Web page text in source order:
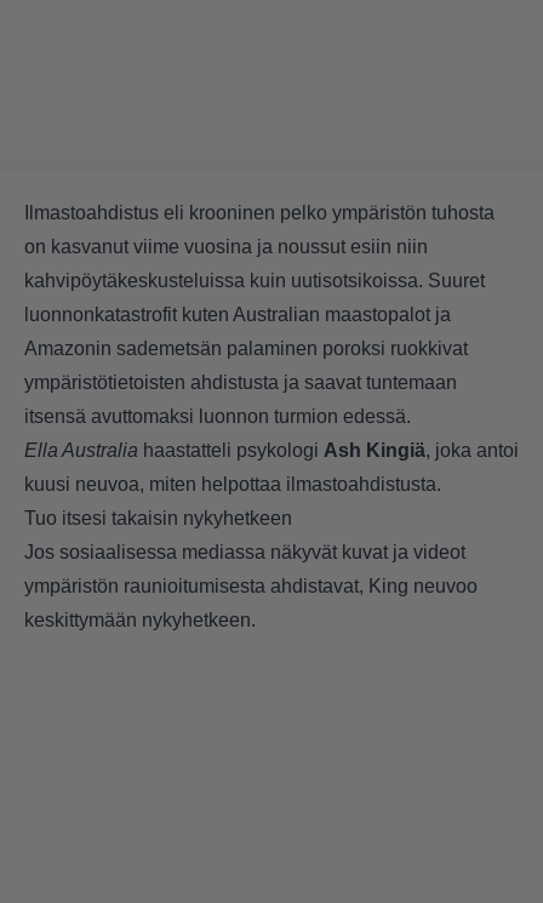
Ilmastoahdistus eli krooninen pelko ympäristön tuhosta
on kasvanut viime vuosina ja noussut esiin niin
kahvipöytäkeskusteluissa kuin uutisotsikoissa. Suuret
luonnonkatastrofit kuten Australian maastopalot ja
Amazonin sademetsän palaminen poroksi ruokkivat
ympäristötietoisten ahdistusta ja saavat tuntemaan
itsensä avuttomaksi luonnon turmion edessä.
Ella Australia haastatteli psykologi Ash Kingiä, joka antoi
kuusi neuvoa, miten helpottaa ilmastoahdistusta.
Tuo itsesi takaisin nykyhetkeen
Jos sosiaalisessa mediassa näkyvät kuvat ja videot
ympäristön raunioitumisesta ahdistavat, King neuvoo
keskittymään nykyhetkeen.